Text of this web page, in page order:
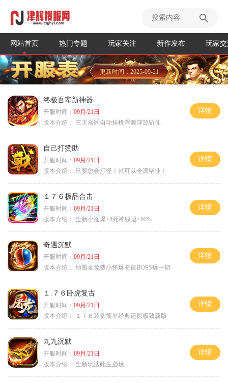
网站首页 热门专题 玩家关注 新作发布 玩家
更新时间：2025-09-21
终极吾辈新神器
开服时间： 09月/21日
版本介绍：
三天合区自动挂机浑源渾源斩仙
详情
自己打赞助
开服时间： 09月/21日
版本介绍：
只要您会打怪！就可以全满毕业！
详情
１７６极品合击
开服时间： 09月/21日
版本介绍： 全新小怪爆+8死神躲避+60%
详情
奇遇沉默
开服时间： 09月/21日
版本介绍： 地图全免费小怪爆充值BOSS爆一切
详情
１.７６卧虎复古
开服时间： 09月/21日
版本介绍：
１７６装备简单经典还原极致新版
详情
九九沉默
开服时间： 09月/21日
版本介绍： 全新玩法此生必玩
详情